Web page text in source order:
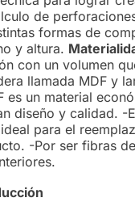
de
formas de
y altura.
con un volumen
llamada MDF y
es un material
diseño y calidad. -
para el
-Por ser fibras